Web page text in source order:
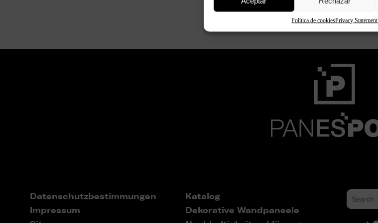
Política de cookiesPrivacy Statement
Continue reading
Datenschutzbestimmungen
Impressum
Katalog
Dekorative Wandpaneele